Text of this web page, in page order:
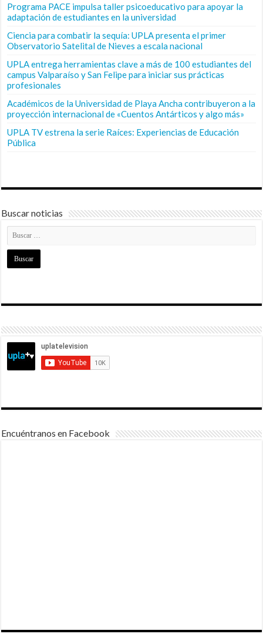
Programa PACE impulsa taller psicoeducativo para apoyar la
adaptación de estudiantes en la universidad
Ciencia para combatir la sequía: UPLA presenta el primer
Observatorio Satelital de Nieves a escala nacional
UPLA entrega herramientas clave a más de 100 estudiantes del
campus Valparaíso y San Felipe para iniciar sus prácticas
profesionales
Académicos de la Universidad de Playa Ancha contribuyeron a la
proyección internacional de «Cuentos Antárticos y algo más»
UPLA TV estrena la serie Raíces: Experiencias de Educación
Pública
Buscar noticias
Encuéntranos en Facebook